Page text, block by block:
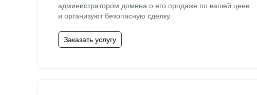
администратором домена о его продаже по вашей цене
и организуют безопасную сделку.
Заказать услугу